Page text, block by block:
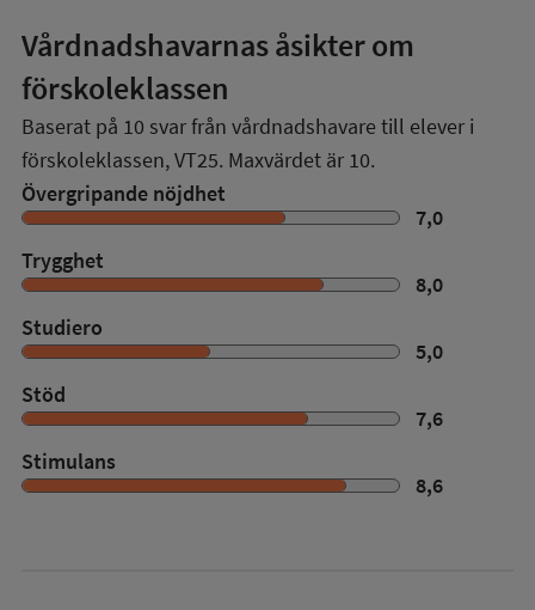
Vårdnadshavarnas åsikter om
förskoleklassen
Baserat på 10 svar från vårdnadshavare till elever i
förskoleklassen,VT25. Maxvärdet är 10.
Övergripande nöjdhet
7,0
Trygghet
8,0
Studiero
5,0
Stöd
7,6
Stimulans
8,6